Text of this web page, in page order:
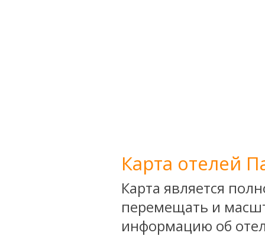
Карта отелей
Карта является
перемещать и
информацию об